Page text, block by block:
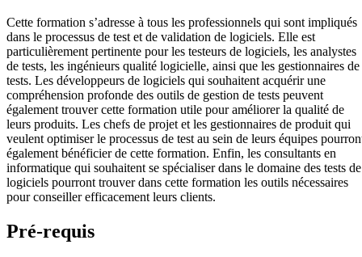
Cette formation s’adresse à tous les professionnels qui sont impliqués
dans le processus de test et de validation de logiciels. Elle est
particulièrement pertinente pour les testeurs de logiciels, les analystes
de tests, les ingénieurs qualité logicielle, ainsi que les gestionnaires de
tests. Les développeurs de logiciels qui souhaitent acquérir une
compréhension profonde des outils de gestion de tests peuvent
également trouver cette formation utile pour améliorer la qualité de
leurs produits. Les chefs de projet et les gestionnaires de produit qui
veulent optimiser le processus de test au sein de leurs équipes
également bénéficier de cette formation. Enfin, les consultants en
informatique qui souhaitent se spécialiser dans le domaine des tests de
logiciels pourront trouver dans cette formation les outils nécessaires
pour conseiller efficacement leurs clients.
Pré-requis